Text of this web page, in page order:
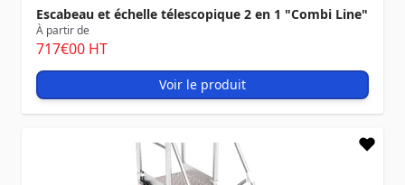
Escabeau et échelle télescopique 2 en 1 "Combi Line"
À partir de
717€00 HT
Voir le produit